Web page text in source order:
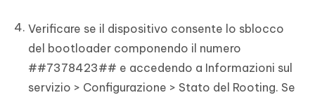
Verificare se il dispositivo consente lo sblocco
del bootloader componendo il numero
##7378423## e accedendo a Informazioni sul
servizio > Configurazione > Stato del Rooting. Se